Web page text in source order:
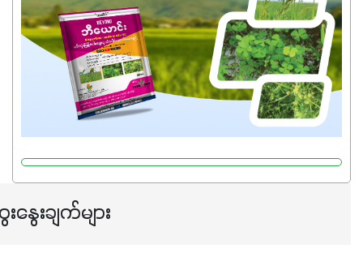
နွေးချက်များ